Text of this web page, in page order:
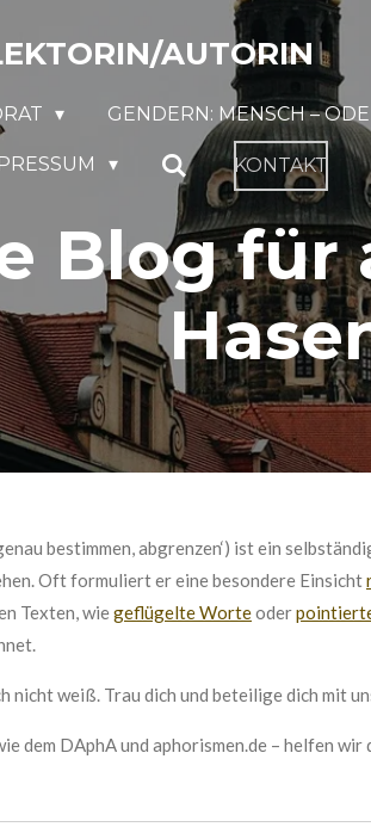
AUTORIN
GENDERN: MENSCH –
KONTAKT
Blog für
bestimmen, abgrenzen‘) ist ein
Oft formuliert er eine besondere Einsicht
Texten, wiegeflügelte Worteoder
nicht weiß. Trau dich und beteilige dich mit
dem DAphA und aphorismen.de – helfen